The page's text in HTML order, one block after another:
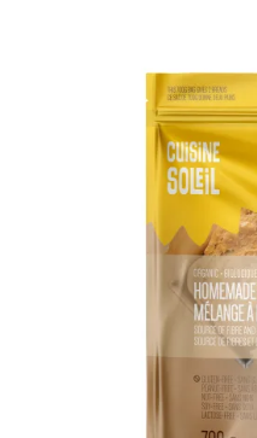
AJOUTER AU